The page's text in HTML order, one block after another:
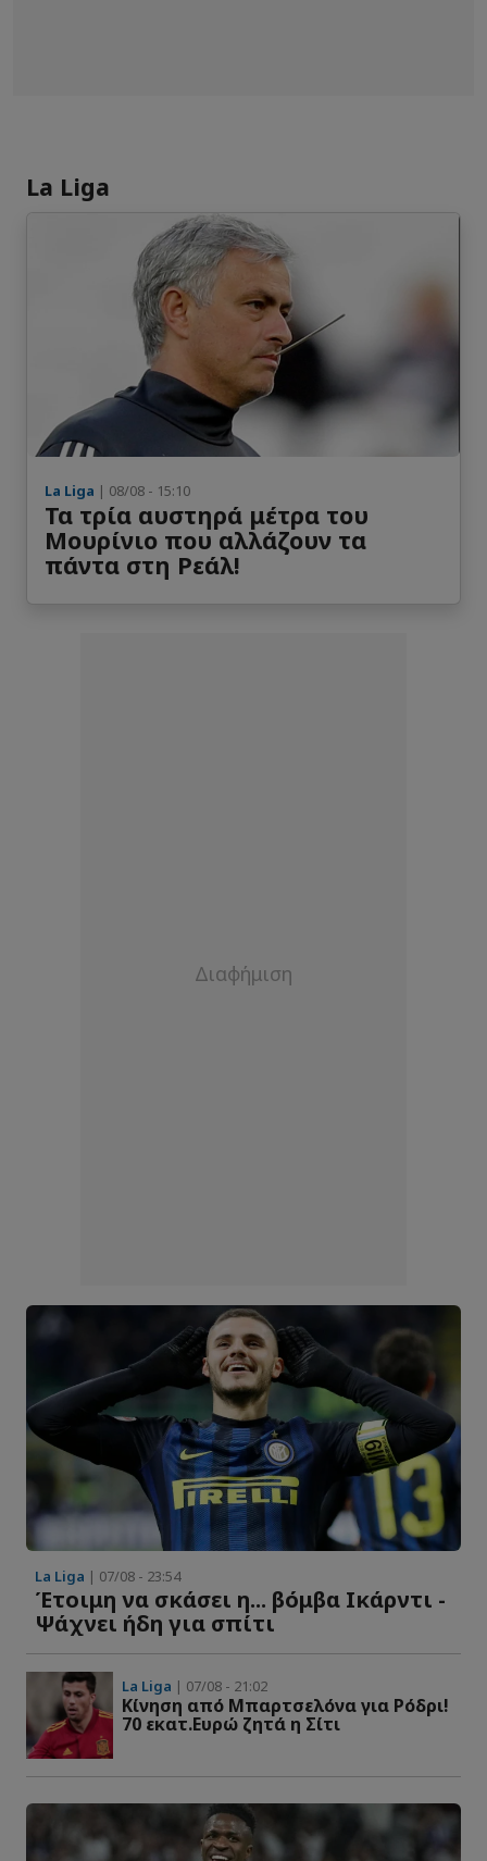
La Liga
La Liga | 08/08 - 15:10
Τα τρία αυστηρά μέτρα του
Μουρίνιο που αλλάζουν τα
πάντα στη Ρεάλ!
La Liga | 07/08 - 23:54
Έτοιμη να σκάσει η... βόμβα Ικάρντι -
Ψάχνει ήδη για σπίτι
La Liga | 07/08 - 21:02
Κίνηση από Μπαρτσελόνα για Ρόδρι!
70 εκατ.Ευρώ ζητά η Σίτι